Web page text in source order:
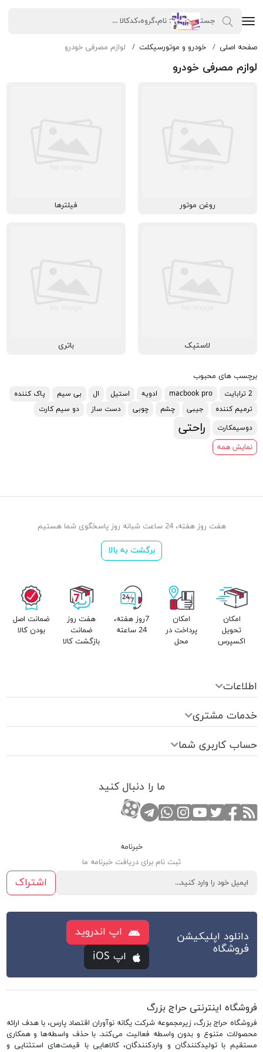
صفحه اصلی خودرو و موتورسیکلت لوازم مصرفی خودرو
لوازم مصرفی خودرو
روغن موتور فیلترها
لاستیک باتری
برچسب های محبوب
2 ترابایت macbook pro ادویه استیل ال بی سیم
پاک کننده
ترمیم کننده
جیبی چشم چوبی دست ساز
دو سیم کارت
دوسیمکارت
راحتی
نمایش همه
هفت روز هفته، 24 ساعت شبانه روز پاسخگوی شما هستیم
برگشت به بالا
امکان
تحویل
اکسپرس
امکان
پرداخت در
محل
7روز هفته،
24 ساعته
هفت روز
ضمانت
بازگشت کالا
ضمانت اصل
بودن کالا
اطلاعات
خدمات مشتری
حساب کاربری شما
ما را دنبال کنید
RSSصفحه فیسبوک
صفحه تویتر
کانال یوتوب
صفحه اینستاگرام
تماس با واتس اپ
کانال تلگرام
کانال آپارات
خبرنامه
ثبت نام برای دریافت خبرنامه ما
اشتراک
دانلود اپلیکیشن
فروشگاه
اپ اندروید
اپ iOS
فروشگاه اینترنتی حراج بزرگ
فروشگاه حراج بزرگ، زیرمجموعه شرکت یگانه نوآوران اقتصاد پارس، با هدف ارائه
محصولات متنوع و بدون واسطه فعالیت می‌کند. با حذف واسطه‌ها و همکاری
مستقیم با تولیدکنندگان و واردکنندگان، کالاهایی با قیمت‌های استثنایی و